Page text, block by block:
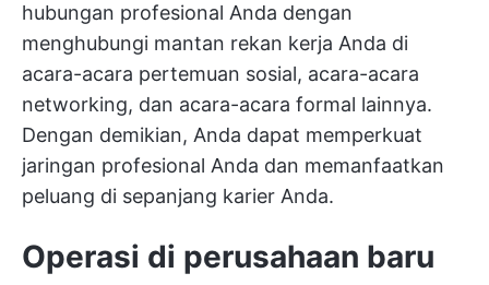
hubungan profesional Anda dengan
menghubungi mantan rekan kerja Anda di
acara-acara pertemuan sosial, acara-acara
networking, dan acara-acara formal lainnya.
Dengan demikian, Anda dapat memperkuat
jaringan profesional Anda dan memanfaatkan
peluang di sepanjang karier Anda.
Operasi di perusahaan baru